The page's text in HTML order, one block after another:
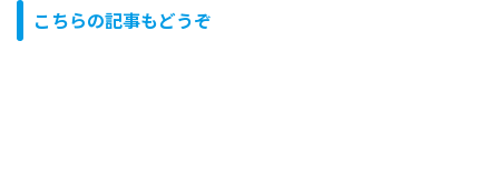
こちらの記事もどうぞ